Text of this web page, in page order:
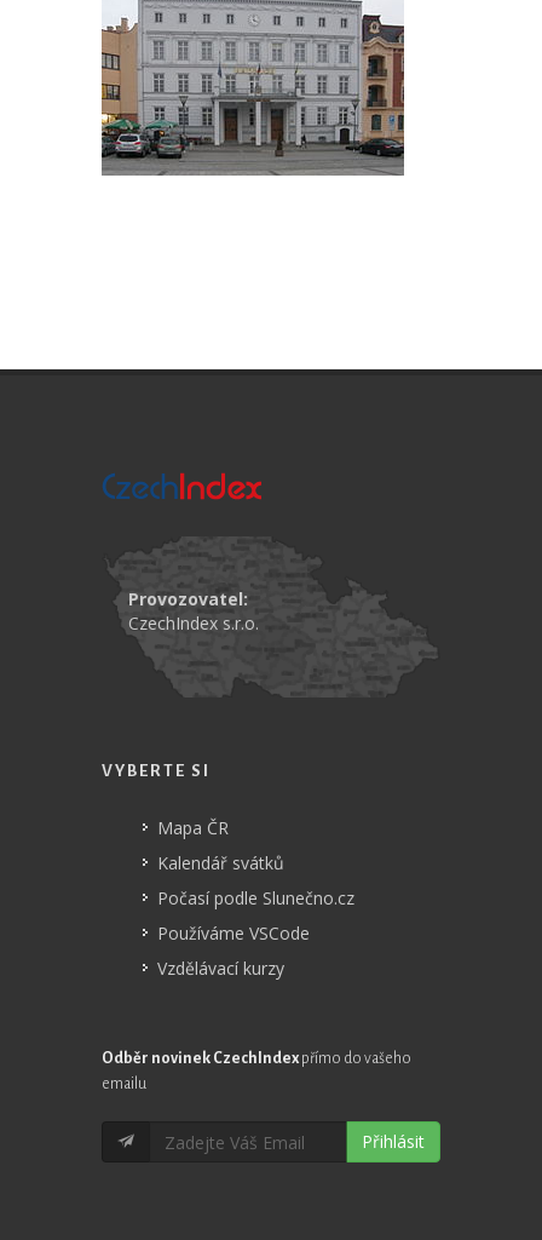
Provozovatel:
CzechIndex s.r.o.
VYBERTE SI
Mapa ČR
Kalendář svátků
Počasí podle Slunečno.cz
Používáme VSCode
Vzdělávací kurzy
Odběr novinek CzechIndex přímo do vašeho
emailu
Přihlásit